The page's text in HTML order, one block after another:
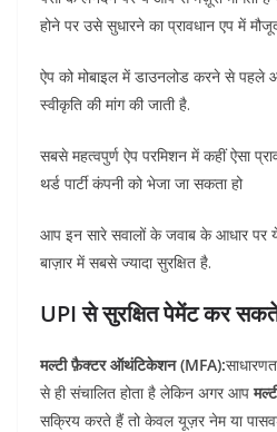
होने पर उसे सुधारने का प्रावधान एप में
ऐप को मोबाइल में डाउनलोड करने से पहले
स्वीकृति की मांग की जाती है.
सबसे महत्वपुर्ण ऐप परमिशन में कहीं ऐसा
थर्ड पार्टी कंपनी को भेजा जा सकता हो
आप इन सारे सवालों के जवाब के आधार
बाज़ार में सबसे ज्यादा सुरक्षित है.
UPI से सुरक्षित पेमेंट कर सकते
मल्टी फ़ैक्टर ऑथंटिकेशन (MFA):
से ही संचालित होता है लेकिन अगर आप
सक्रिय करते हैं तो केवल यूज़र नेम या